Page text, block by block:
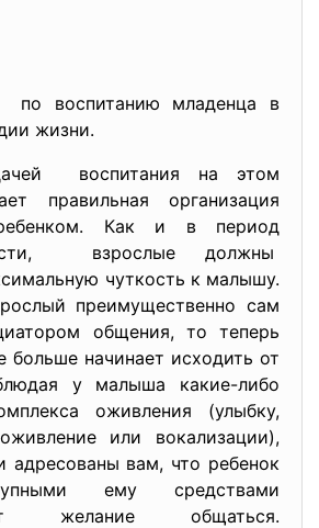
по воспитанию младенца в
жизни.
воспитания на этом
правильная организация
Как и в период
взрослые должны
чуткость к малышу.
преимущественно сам
общения, то теперь
больше начинает исходить от
у малыша какие-либо
оживления (улыбку,
или вокализации),
адресованы вам, что ребенок
ему средствами
желание общаться.